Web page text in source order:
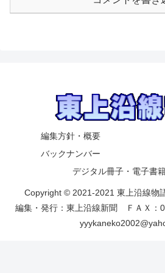
編集方針・概要
バックナンバー
デジタル冊子・電子書
Copyright © 2021-2021 東上沿線物
編集・発行：東上沿線新聞 ＦＡＸ：